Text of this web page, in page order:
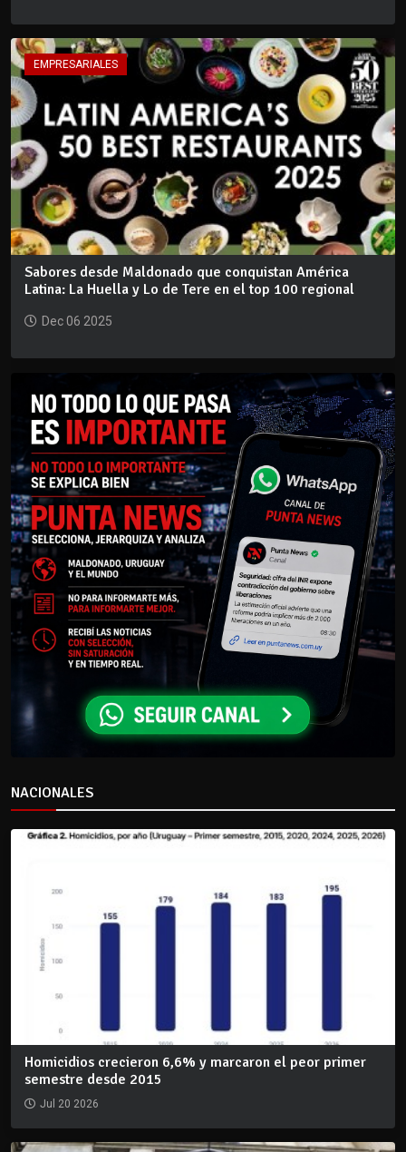
EMPRESARIALES
Sabores desde Maldonado que conquistan América
Latina: La Huella y Lo de Tere en el top 100 regional
Dec 06 2025
NACIONALES
Homicidios crecieron 6,6% y marcaron el peor primer
semestre desde 2015
Jul 20 2026